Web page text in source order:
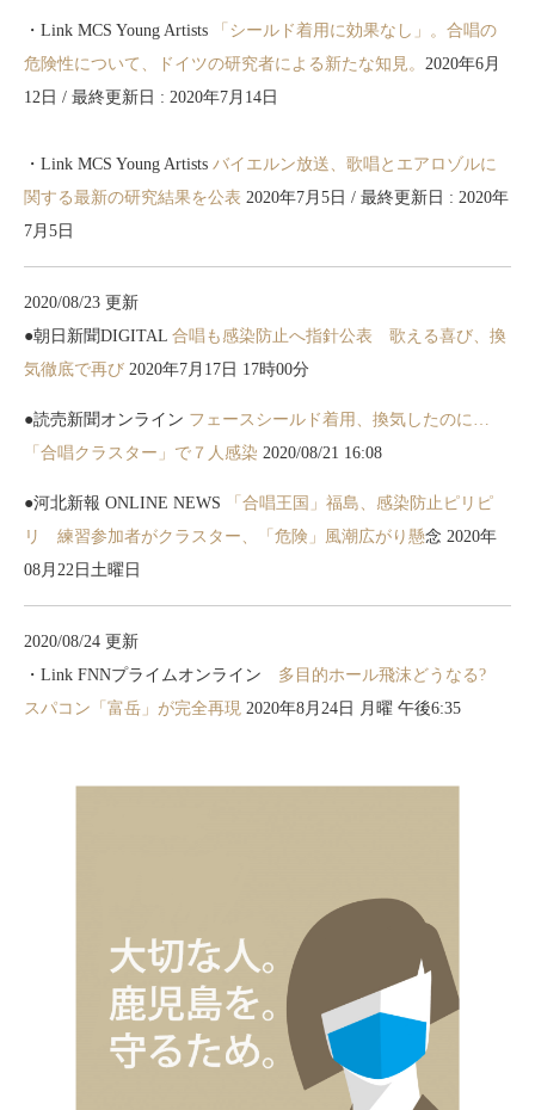
・Link MCS Young Artists
「シールド着用に効果なし」。合唱の
危険性について、ドイツの研究者による新たな知見。 2020年6月
12日 / 最終更新日 : 2020年7月14日
・Link MCS Young Artists バイエルン放送、歌唱とエアロゾルに
関する最新の研究結果を公表 2020年7月5日 / 最終更新日 : 2020年
7月5日
2020/08/23 更新
●朝日新聞DIGITAL 合唱も感染防止へ指針公表 歌える喜び、換
気徹底で再び 2020年7月17日 17時00分
●読売新聞オンライン フェースシールド着用、換気したのに…
「合唱クラスター」で７人感染 2020/08/21 16:08
●河北新報 ONLINE NEWS
「合唱王国」福島、感染防止ピリピ
リ 練習参加者がクラスター、「危険」風潮広がり懸念 2020年
08月22日土曜日
2020/08/24 更新
・Link FNNプライムオンライン 多目的ホール飛沫どうなる?
スパコン「富岳」が完全再現 2020年8月24日 月曜 午後6:35